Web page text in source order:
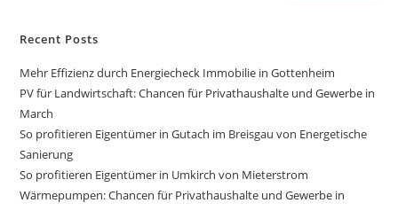
Recent Posts
Mehr Effizienz durch Energiecheck Immobilie in Gottenheim
PV für Landwirtschaft: Chancen für Privathaushalte und Gewerbe in
March
So profitieren Eigentümer in Gutach im Breisgau von Energetische
Sanierung
So profitieren Eigentümer in Umkirch von Mieterstrom
Wärmepumpen: Chancen für Privathaushalte und Gewerbe in